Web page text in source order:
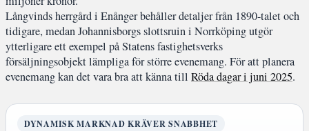
Långvinds herrgård i Enånger behåller detaljer från 1890-talet och
tidigare, medan Johannisborgs slottsruin i Norrköping utgör
ytterligare ett exempel på Statens fastighetsverks
försäljningsobjekt lämpliga för större evenemang. För att planera
evenemang kan det vara bra att känna till Röda dagar i juni 2025.
DYNAMISK MARKNAD KRÄVER SNABBHET